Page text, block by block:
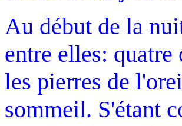
Au début de la
entre elles: quatre
les pierres de
sommeil. S'étant